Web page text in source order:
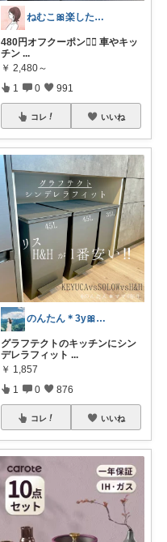
ねむこ🎀楽したいママの購入品ほぼオリ写
480円オフクーポン❤️‍🔥 車やキッ
チン ...
￥ 2,480～
1 0 991
コレ いいね
のんたん＊3y🎀1y👶🏻🍼
グラフテクトのキッチンにシン
デレラフィット ...
￥ 1,857
1 0 876
コレ いいね